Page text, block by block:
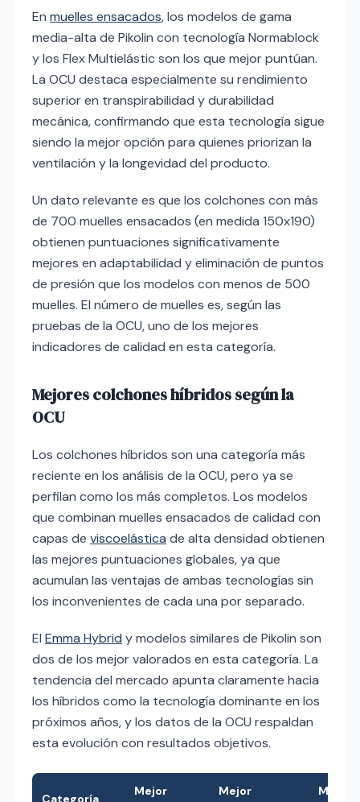
En muelles ensacados, los modelos de gama
media-alta de Pikolin con tecnología Normablock
y los Flex Multielástic son los que mejor puntúan.
La OCU destaca especialmente su rendimiento
superior en transpirabilidad y durabilidad
mecánica, confirmando que esta tecnología sigue
siendo la mejor opción para quienes priorizan la
ventilación y la longevidad del producto.
Un dato relevante es que los colchones con más
de 700 muelles ensacados (en medida 150x190)
obtienen puntuaciones significativamente
mejores en adaptabilidad y eliminación de puntos
de presión que los modelos con menos de 500
muelles. El número de muelles es, según las
pruebas de la OCU, uno de los mejores
indicadores de calidad en esta categoría.
Mejores colchones híbridos según la
OCU
Los colchones híbridos son una categoría más
reciente en los análisis de la OCU, pero ya se
perfilan como los más completos. Los modelos
que combinan muelles ensacados de calidad con
capas de viscoelástica de alta densidad obtienen
las mejores puntuaciones globales, ya que
acumulan las ventajas de ambas tecnologías sin
los inconvenientes de cada una por separado.
El Emma Hybrid y modelos similares de Pikolin son
dos de los mejor valorados en esta categoría. La
tendencia del mercado apunta claramente hacia
los híbridos como la tecnología dominante en los
próximos años, y los datos de la OCU respaldan
esta evolución con resultados objetivos.
Categoría
Mejor
Mejor
Mejor